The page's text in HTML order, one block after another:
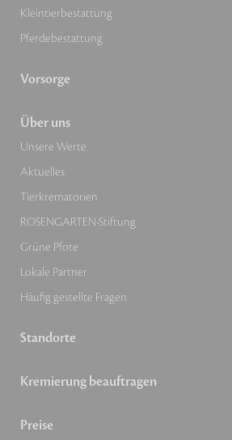
Kleintierbestattung
Pferdebestattung
Vorsorge
Über uns
Unsere Werte
Aktuelles
Tierkrematorien
ROSENGARTEN-Stiftung
Grüne Pfote
Lokale Partner
Häufig gestellte Fragen
Standorte
Kremierung beauftragen
Preise